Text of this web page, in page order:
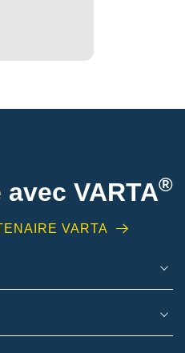
VARTA®
VARTA